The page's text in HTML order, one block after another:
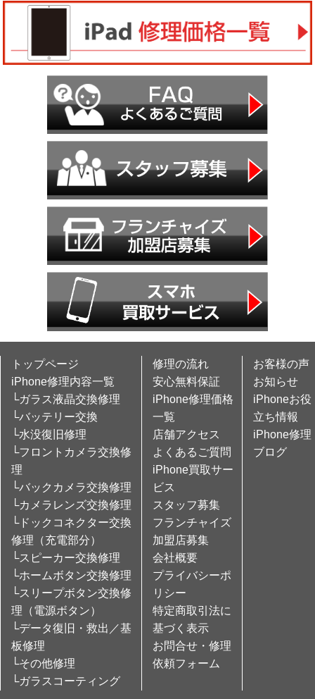
トップページ
iPhone修理内容一覧
└ガラス液晶交換修理
└バッテリー交換
└水没復旧修理
└フロントカメラ交換修
理
└バックカメラ交換修理
└カメラレンズ交換修理
└ドックコネクター交換
修理（充電部分）
└スピーカー交換修理
└ホームボタン交換修理
└スリープボタン交換修
理（電源ボタン）
└データ復旧・救出／基
板修理
└その他修理
└ガラスコーティング
修理の流れ
安心無料保証
iPhone修理価格
一覧
店舗アクセス
よくあるご質問
iPhone買取サー
ビス
スタッフ募集
フランチャイズ
加盟店募集
会社概要
プライバシーポ
リシー
特定商取引法に
基づく表示
お問合せ・修理
依頼フォーム
お客様の声
お知らせ
iPhoneお役
立ち情報
iPhone修理
ブログ